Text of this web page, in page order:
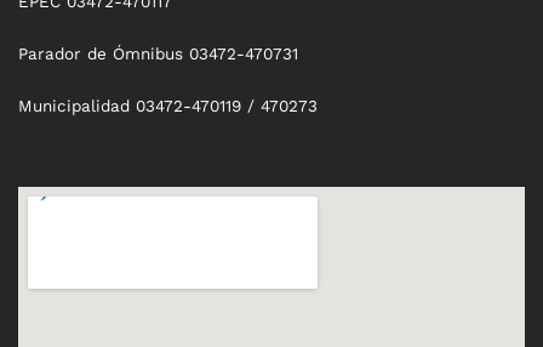
Parador de Ómnibus 03472-470731
Municipalidad 03472-470119 / 470273